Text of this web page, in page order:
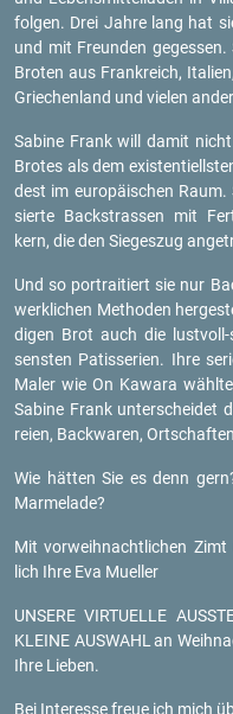
fol­gen. Drei Jahre lang hat
und mit Freun­den
Bro­ten aus Frank­reich,
Grie­chen­land und vie­len
Sa­bi­ne Frank will damit
Bro­tes als dem
dest im eu­ro­päi­schen
sier­te Back­stras­sen mit
kern, die den Sie­ges­zug
Und so por­trai­tiert sie nur
werk­li­chen Me­tho­den
di­gen Brot auch die
sens­ten Pa­tis­se­ri­en. Ihre
Maler wie On Ka­wa­ra
Sa­bi­ne Frank un­ter­schei­det
rei­en, Back­wa­ren,
Wie hät­ten Sie es denn
Mar­me­la­de?
Mit vor­weih­nacht­li­chen
lich Ihre Eva Mu­el­ler
UN­SE­RE VIR­TU­EL­LE
KLEI­NE AUS­WAHL an
Ihre Lie­ben.
Bei In­ter­es­se freue ich mich